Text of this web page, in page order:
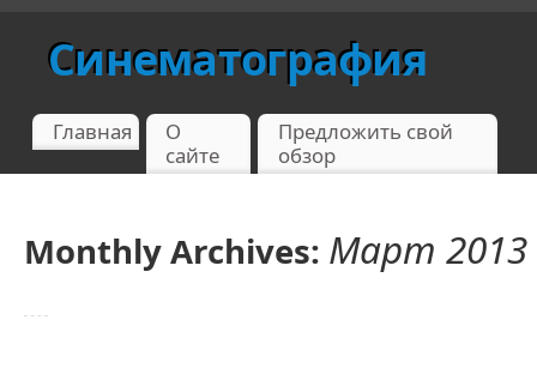
Синематография
Главная
О
сайте
Предложить свой
обзор
Monthly Archives: Март 2013